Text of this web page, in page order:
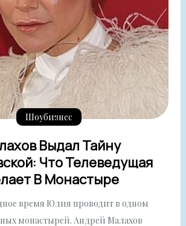
Шоубизнес
Выдал Тайну
Что Телеведущая
В Монастыре
время Юлия проводит в одном
монастырей. Андрей Малахов